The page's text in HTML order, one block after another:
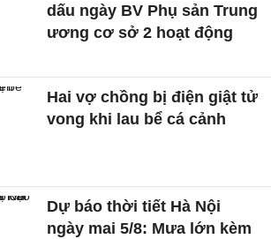
dấu ngày BV Phụ sản Trung
ương cơ sở 2 hoạt động
Hai vợ chồng bị điện giật tử
vong khi lau bể cá cảnh
Dự báo thời tiết Hà Nội
ngày mai 5/8: Mưa lớn kèm